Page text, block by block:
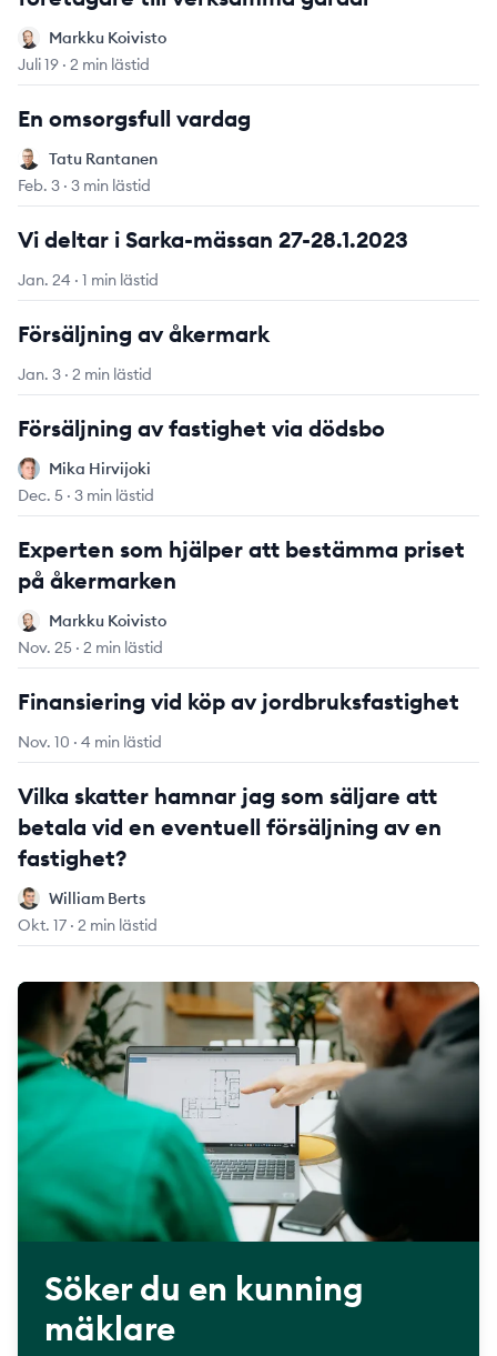
Markku Koivisto
Markku Koivisto
Juli 19 · 2 min lästid
En omsorgsfull vardag
Tatu Rantanen
Tatu Rantanen
Feb. 3 · 3 min lästid
Vi deltar i Sarka-mässan 27-28.1.2023
Jan. 24 · 1 min lästid
Försäljning av åkermark
Jan. 3 · 2 min lästid
Försäljning av fastighet via dödsbo
Mika Hirvijoki
Mika Hirvijoki
Dec. 5 · 3 min lästid
Experten som hjälper att bestämma priset
på åkermarken
Markku Koivisto
Markku Koivisto
Nov. 25 · 2 min lästid
Finansiering vid köp av jordbruksfastighet
Nov. 10 · 4 min lästid
Vilka skatter hamnar jag som säljare att
betala vid en eventuell försäljning av en
fastighet?
William Berts
William Berts
Okt. 17 · 2 min lästid
Söker du en kunning
mäklare